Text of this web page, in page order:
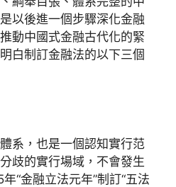
以後進一個步驟深化金融
動中國式金融古代化的緊
白制訂金融法的以下三個
系，也是一個認知實行范
歧的實行場域，不會發生
“金融立法元年”制訂“五法